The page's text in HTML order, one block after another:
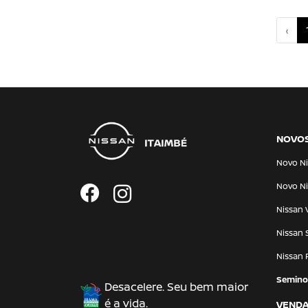
‹
Desacelere. Seu bem maior
é a vida.
Novo
Novo
Nissan
Nissan
Nissan